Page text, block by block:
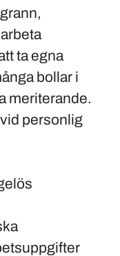
ta egna
bollar i
meriterande.
personlig